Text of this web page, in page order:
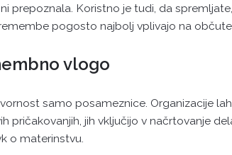
prepoznala. Koristno je tudi, da
pogosto najbolj vplivajo na
vlogo
samo posameznice. Organizacije
pričakovanjih, jih vključijo v načrtovanje
o materinstvu.